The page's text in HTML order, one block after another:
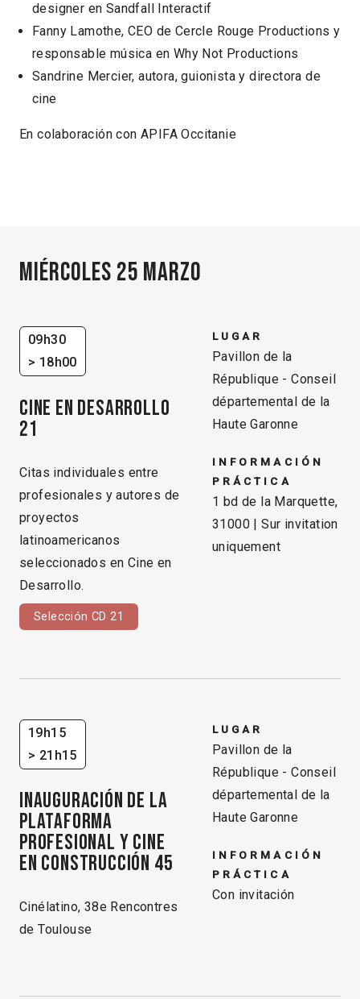
designer en Sandfall Interactif
Fanny Lamothe, CEO de Cercle Rouge Productions y
responsable música en Why Not Productions
Sandrine Mercier, autora, guionista y directora de
cine
En colaboración con APIFA Occitanie
Miércoles 25 marzo
LUGAR
Pavillon de la
République - Conseil
départemental de la
Haute Garonne
INFORMACIÓN
PRÁCTICA
1 bd de la Marquette,
31000 | Sur invitation
uniquement
09h30
> 18h00
CINE EN DESARROLLO
21
Citas individuales entre
profesionales y autores de
proyectos
latinoamericanos
seleccionados en Cine en
Desarrollo.
Selección CD 21
LUGAR
Pavillon de la
République - Conseil
départemental de la
Haute Garonne
INFORMACIÓN
PRÁCTICA
Con invitación
19h15
> 21h15
INAUGURACIÓN DE LA
PLATAFORMA
PROFESIONAL Y CINE
EN CONSTRUCCIÓN 45
Cinélatino, 38e Rencontres
de Toulouse